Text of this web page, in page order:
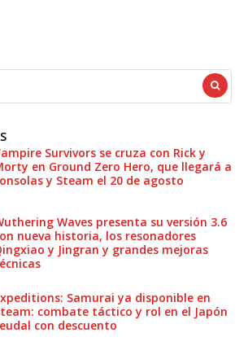
Survivors se cruza con Rick y
en Ground Zero Hero, que llegará a
y Steam el 20 de agosto
Waves presenta su versión 3.6
nueva historia, los resonadores
y Jingran y grandes mejoras
Samurai ya disponible en
combate táctico y rol en el Japón
con descuento